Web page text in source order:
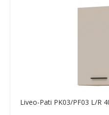
Liveo-Pati PK03/PF03 L/R